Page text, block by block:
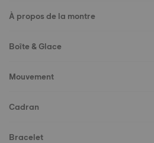
À propos de la montre
Boîte & Glace
Mouvement
Cadran
Bracelet